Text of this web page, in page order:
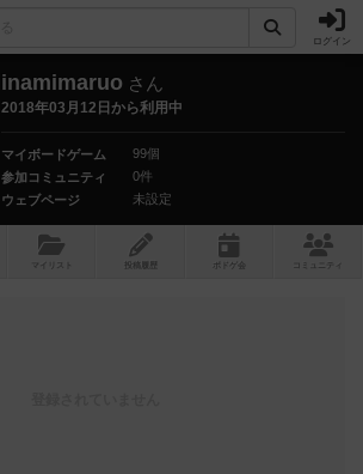
ログイン
inamimaruo さん
2018年03月12日から利用中
マイボードゲーム
99個
参加コミュニティ
0件
ウェブページ
未設定
マイリスト 投稿履歴 ボ ドゲ コミュニティ